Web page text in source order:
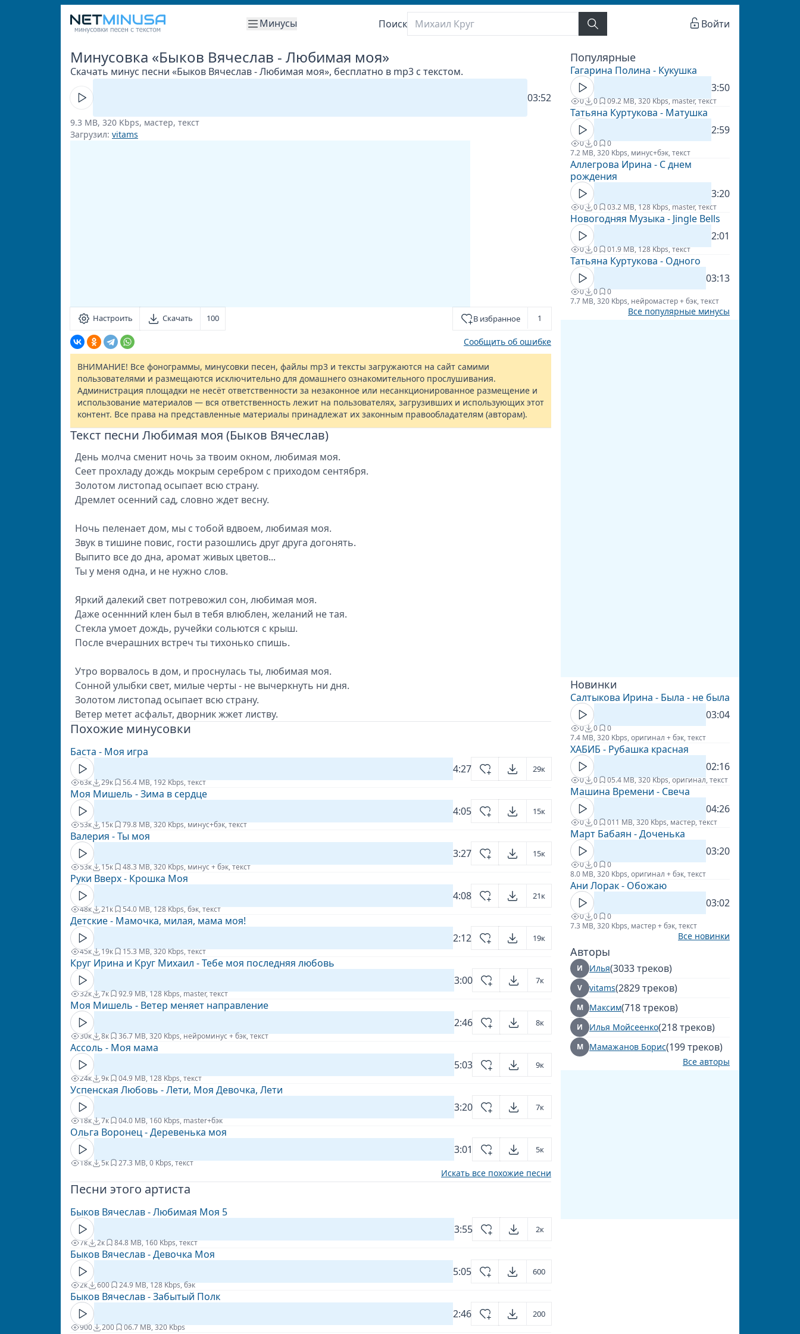
Минусы Поиск Войти
Минусовка «Быков Вячеслав - Любимая моя»
Скачать минус песни «Быков Вячеслав - Любимая моя», бесплатно в mp3 с текстом.
03:52
9.3 MB, 320 Kbps, мастер, текст
Загрузил: vitams
Настроить Скачать 100 В избранное 1
Сообщить об ошибке
ВНИМАНИЕ! Все фонограммы, минусовки песен, файлы mp3 и тексты загружаются на сайт самими
пользователями и размещаются исключительно для домашнего ознакомительного прослушивания.
Администрация площадки не несёт ответственности за незаконное или несанкционированное размещение и
использование материалов — вся ответственность лежит на пользователях, загрузивших и использующих этот
контент. Все права на представленные материалы принадлежат их законным правообладателям (авторам).
Текст песни Любимая моя (Быков Вячеслав)
День молча сменит ночь за твоим окном, любимая моя.
Сеет прохладу дождь мокрым серебром с приходом сентября.
Золотом листопад осыпает всю страну.
Дремлет осенний сад, словно ждет весну.
Ночь пеленает дом, мы с тобой вдвоем, любимая моя.
Звук в тишине повис, гости разошлись друг друга догонять.
Выпито все до дна, аромат живых цветов...
Ты у меня одна, и не нужно слов.
Яркий далекий свет потревожил сон, любимая моя.
Даже осеннний клен был в тебя влюблен, желаний не тая.
Стекла умоет дождь, ручейки сольются с крыш.
После вчерашних встреч ты тихонько спишь.
Утро ворвалось в дом, и проснулась ты, любимая моя.
Сонной улыбки свет, милые черты - не вычеркнуть ни дня.
Золотом листопад осыпает всю страну.
Ветер метет асфальт, дворник жжет листву.
Похожие минусовки
Баста - Моя игра
4:27
29к
63к 29к 56.4 MB, 192 Kbps, текст
Моя Мишель - Зима в сердце
4:05
15к
53к 15к 79.8 MB, 320 Kbps, минус+бэк, текст
Валерия - Ты моя
3:27
15к
53к 15к 48.3 MB, 320 Kbps, минус + бэк, текст
Руки Вверх - Крошка Моя
4:08
21к
48к 21к 54.0 MB, 128 Kbps, бэк, текст
Детские - Мамочка, милая, мама моя!
2:12
19к
45к 19к 15.3 MB, 320 Kbps, текст
Круг Ирина и Круг Михаил - Тебе моя последняя любовь
3:00
7к
32к 7к 92.9 MB, 128 Kbps, master, текст
Моя Мишель - Ветер меняет направление
2:46
8к
30к 8к 36.7 MB, 320 Kbps, нейроминус + бэк, текст
Ассоль - Моя мама
5:03
9к
24к 9к 04.9 MB, 128 Kbps, текст
Успенская Любовь - Лети, Моя Девочка, Лети
3:20
7к
18к 7к 04.0 MB, 160 Kbps, master+бэк
Ольга Воронец - Деревенька моя
3:01
5к
18к 5к 27.3 MB, 0 Kbps, текст
Искать все похожие песни
Песни этого артиста
Быков Вячеслав - Любимая Моя 5
3:55
2к
7к 2к 84.8 MB, 160 Kbps, текст
Быков Вячеслав - Девочка Моя
5:05
600
2к 600 24.9 MB, 128 Kbps, бэк
Быков Вячеслав - Забытый Полк
2:46
200
900 200 06.7 MB, 320 Kbps
Популярные
Гагарина Полина - Кукушка
3:50
0 0 09.2 MB, 320 Kbps, master, текст
Татьяна Куртукова - Матушка
2:59
0 0
0
7.2 MB, 320 Kbps, минус+бэк, текст
Аллегрова Ирина - С днем
рождения
3:20
0 0 03.2 MB, 128 Kbps, master, текст
Новогодняя Музыка - Jingle Bells
2:01
0 0 01.9 MB, 128 Kbps, текст
Татьяна Куртукова - Одного
03:13
0 0
0
7.7 MB, 320 Kbps, нейромастер + бэк, текст
Все популярные минусы
Новинки
Салтыкова Ирина - Была - не была
03:04
0 0
0
7.4 MB, 320 Kbps, оригинал + бэк, текст
ХАБИБ - Рубашка красная
02:16
0 0 05.4 MB, 320 Kbps, оригинал, текст
Машина Времени - Свеча
04:26
0 0 011 MB, 320 Kbps, мастер, текст
Март Бабаян - Доченька
03:20
0 0
0
8.0 MB, 320 Kbps, оригинал + бэк, текст
Ани Лорак - Обожаю
03:02
0 0
0
7.3 MB, 320 Kbps, мастер + бэк, текст
Все новинки
Авторы
И Илья(3033 треков)
V vitams(2829 треков)
М Максим(718 треков)
И Илья Мойсеенко(218 треков)
М Мамажанов Борис(199 треков)
Все авторы